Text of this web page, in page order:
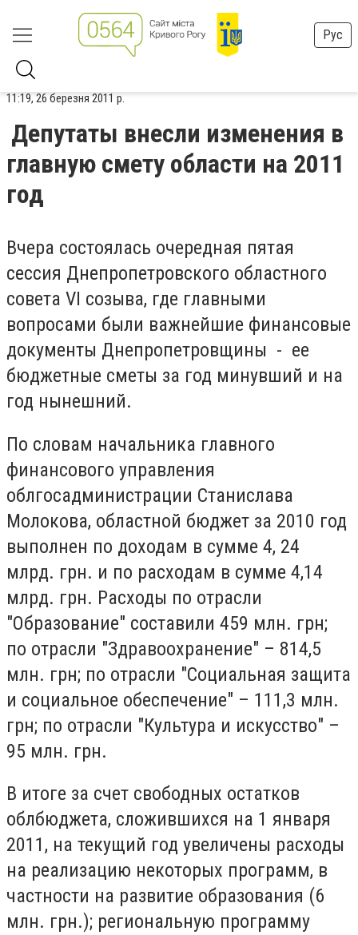
Рус
11:19, 26 березня 2011 р.
Депутаты внесли изменения в
главную смету области на 2011
год
Вчера состоялась очередная пятая
сессия Днепропетровского областного
совета VI созыва, где главными
вопросами были важнейшие финансовые
документы Днепропетровщины - ее
бюджетные сметы за год минувший и на
год нынешний.
По словам начальника главного
финансового управления
облгосадминистрации Станислава
Молокова, областной бюджет за 2010 год
выполнен по доходам в сумме 4, 24
млрд. грн. и по расходам в сумме 4,14
млрд. грн. Расходы по отрасли
"Образование" составили 459 млн. грн;
по отрасли "Здравоохранение" – 814,5
млн. грн; по отрасли "Социальная защита
и социальное обеспечение" – 111,3 млн.
грн; по отрасли "Культура и искусство" –
95 млн. грн.
В итоге за счет свободных остатков
облбюджета, сложившихся на 1 января
2011, на текущий год увеличены расходы
на реализацию некоторых программ, в
частности на развитие образования (6
млн. грн.); региональную программу